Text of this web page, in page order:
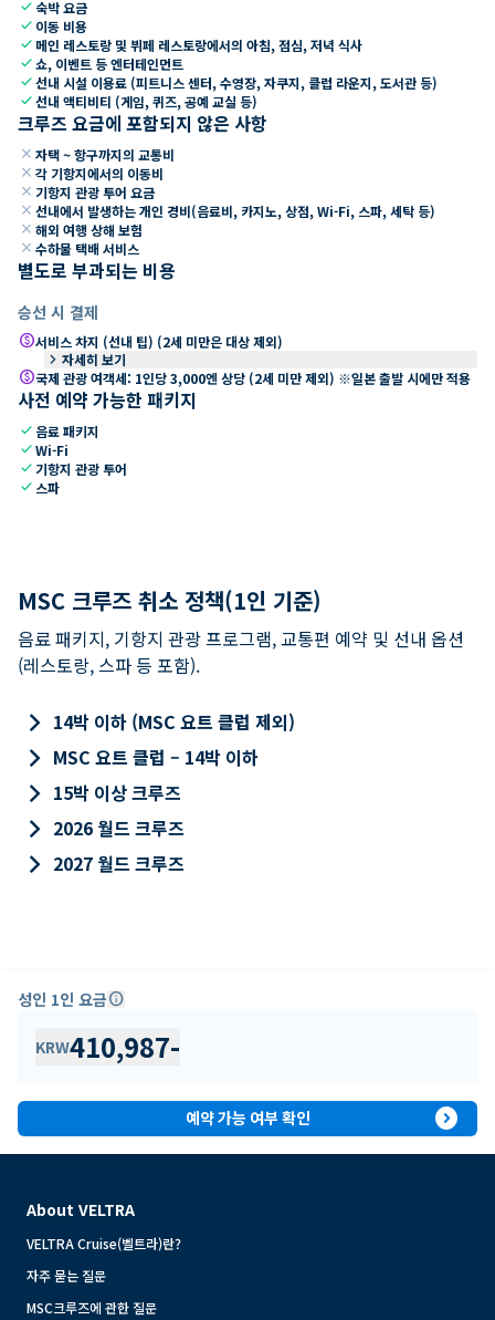
check숙박 요금
check 이동 비용
check 메인 레스토랑 및 뷔페 레스토랑에서의 아침, 점심, 저녁 식사
check쇼, 이벤트 등 엔터테인먼트
check선내 시설 이용료 (피트니스 센터, 수영장, 자쿠지, 클럽 라운지, 도서관 등)
check선내 액티비티 (게임, 퀴즈, 공예 교실 등)
크루즈 요금에 포함되지 않은 사항
close 자택 ~ 항구까지의 교통비
close 각 기항지에서의 이동비
close 기항지 관광 투어 요금
close 선내에서 발생하는 개인 경비(음료비, 카지노, 상점, Wi-Fi, 스파, 세탁 등)
close 해외 여행 상해 보험
close 수하물 택배 서비스
별도로 부과되는 비용
승선 시 결제
paid서비스 차지 (선내 팁) (2세 미만은 대상 제외)
keyboard_arrow_right 자세히 보기
paid국제 관광 여객세: 1인당 3,000엔 상당 (2세 미만 제외) ※일본 출발 시에만 적용
사전 예약 가능한 패키지
check 음료 패키지
checkWi-Fi
check 기항지 관광 투어
check 스파
MSC 크루즈 취소 정책(1인 기준)
음료 패키지, 기항지 관광 프로그램, 교통편 예약 및 선내 옵션
(레스토랑, 스파 등 포함).
keyboard_arrow_right 14박 이하 (MSC 요트 클럽 제외)
keyboard_arrow_right MSC 요트 클럽 – 14박 이하
keyboard_arrow_right 15박 이상 크루즈
keyboard_arrow_right 2026 월드 크루즈
keyboard_arrow_right 2027 월드 크루즈
성인 1인 요금info
KRW410,987-
예약 가능 여부 확인 expand_circle_right
About VELTRA
VELTRA Cruise(벨트라)란?
자주 묻는 질문
MSC크루즈에 관한 질문